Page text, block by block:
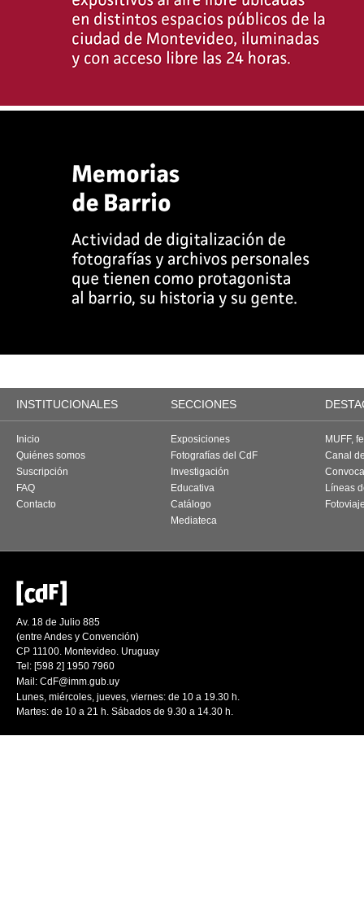
INSTITUCIONALES SECCIONES
Inicio
Quiénes somos
Suscripción
FAQ
Contacto
Exposiciones
Fotografías del CdF
Investigación
Educativa
Catálogo
Mediateca
MUFF,
Canal
Líneas
Av. 18 de Julio 885
(entre Andes y Convención)
CP 11100. Montevideo. Uruguay
Tel: [598 2] 1950 7960
Mail: CdF@imm.gub.uy
Lunes, miércoles, jueves, viernes: de 10 a 19.30 h.
Martes: de 10 a 21 h. Sábados de 9.30 a 14.30 h.